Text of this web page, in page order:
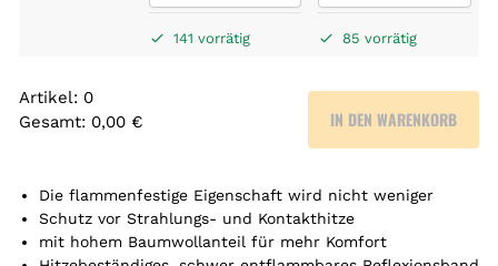
141 vorrätig 85 vorrätig
Artikel: 0
Gesamt: 0,00 €
r
t
i
IN DEN WARENKORB
Die flammenfestige Eigenschaft wird nicht weniger
Schutz vor Strahlungs- und Kontakthitze
mit hohem Baumwollanteil für mehr Komfort